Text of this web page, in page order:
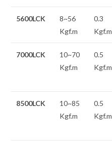
5600LCK
8~56
Kgf.m
0.3
Kgf.m
7000LCK
10~70
Kgf.m
0.5
Kgf.m
8500LCK
10~85
Kgf.m
0.5
Kgf.m